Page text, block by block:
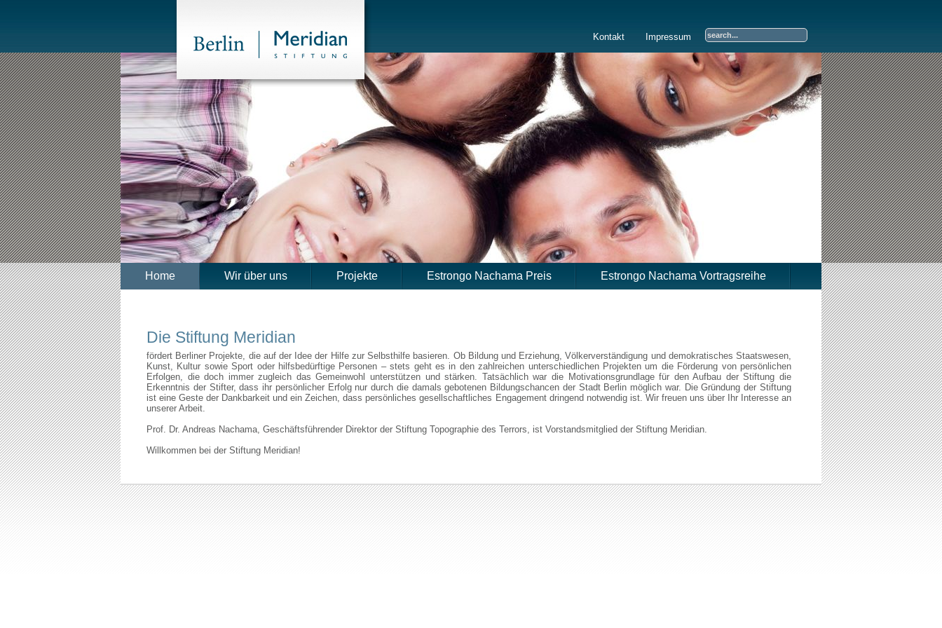
Kontakt Impressum
Home Wir über uns Projekte Estrongo Nachama Preis Estrongo Nachama Vortragsreihe
Die Stiftung Meridian
fördert Berliner Projekte, die auf der Idee der Hilfe zur Selbsthilfe basieren. Ob Bildung und Erziehung, Völkerverständigung und demokratisches Staatswesen,
Kunst, Kultur sowie Sport oder hilfsbedürftige Personen – stets geht es in den zahlreichen unterschiedlichen Projekten um die Förderung von persönlichen
Erfolgen, die doch immer zugleich das Gemeinwohl unterstützen und stärken. Tatsächlich war die Motivationsgrundlage für den Aufbau der Stiftung die
Erkenntnis der Stifter, dass ihr persönlicher Erfolg nur durch die damals gebotenen Bildungschancen der Stadt Berlin möglich war. Die Gründung der Stiftung
ist eine Geste der Dankbarkeit und ein Zeichen, dass persönliches gesellschaftliches Engagement dringend notwendig ist. Wir freuen uns über Ihr Interesse an
unserer Arbeit.
Prof. Dr. Andreas Nachama, Geschäftsführender Direktor der Stiftung Topographie des Terrors, ist Vorstandsmitglied der Stiftung Meridian.
Willkommen bei der Stiftung Meridian!